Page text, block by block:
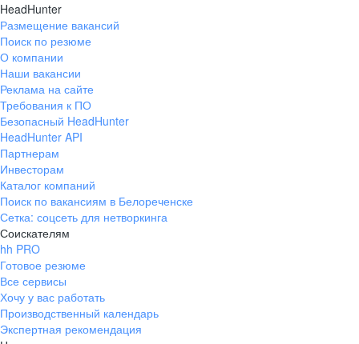
HeadHunter
Размещение вакансий
Поиск по резюме
О компании
Наши вакансии
Реклама на сайте
Требования к ПО
Безопасный HeadHunter
HeadHunter API
Партнерам
Инвесторам
Каталог компаний
Поиск по вакансиям в Белореченске
Сетка: соцсеть для нетворкинга
Соискателям
hh PRO
Готовое резюме
Все сервисы
Хочу у вас работать
Производственный календарь
Экспертная рекомендация